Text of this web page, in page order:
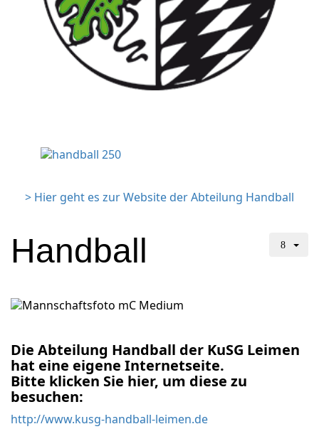
> Hier geht es zur Website der Abteilung Handball
Handball
Die Abteilung Handball der KuSG Leimen
hat eine eigene Internetseite.
Bitte klicken Sie hier, um diese zu
besuchen:
http://www.kusg-handball-leimen.de